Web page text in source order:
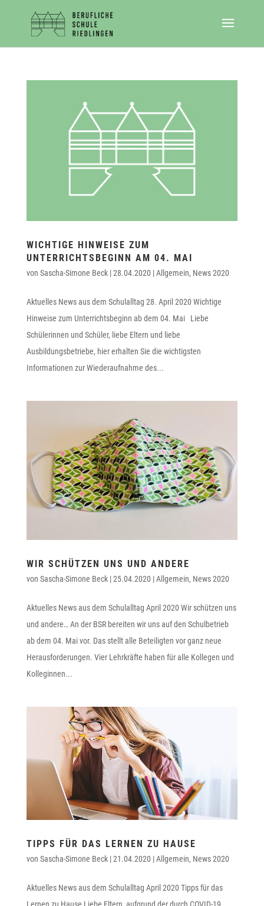
WICHTIGE HINWEISE ZUM
UNTERRICHTSBEGINN AM 04. MAI
von Sascha-Simone Beck|28.04.2020 |Allgemein, News 2020
Aktuelles News aus dem Schulalltag 28. April 2020 Wichtige
Hinweise zum Unterrichtsbeginn ab dem 04. Mai Liebe
Schülerinnen und Schüler, liebe Eltern und liebe
Ausbildungsbetriebe, hier erhalten Sie die wichtigsten
Informationen zur Wiederaufnahme des...
WIR SCHÜTZEN UNS UND ANDERE
von Sascha-Simone Beck|25.04.2020 |Allgemein, News 2020
Aktuelles News aus dem Schulalltag April 2020 Wir schützen uns
und andere… An der BSR bereiten wir uns auf den Schulbetrieb
ab dem 04. Mai vor. Das stellt alle Beteiligten vor ganz neue
Herausforderungen. Vier Lehrkräfte haben für alle Kollegen und
Kolleginnen...
TIPPS FÜR DAS LERNEN ZU HAUSE
von Sascha-Simone Beck|21.04.2020 |Allgemein, News 2020
Aktuelles News aus dem Schulalltag April 2020 Tipps für das
Lernen zu Hause Liebe Eltern, aufgrund der durch COVID-19